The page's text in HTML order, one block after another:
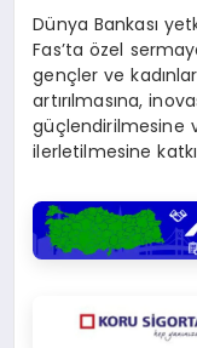
Dünya Bankası
Fas’ta özel
gençler ve
artırılmasına,
güçlendirilmesine
ilerletilmesine